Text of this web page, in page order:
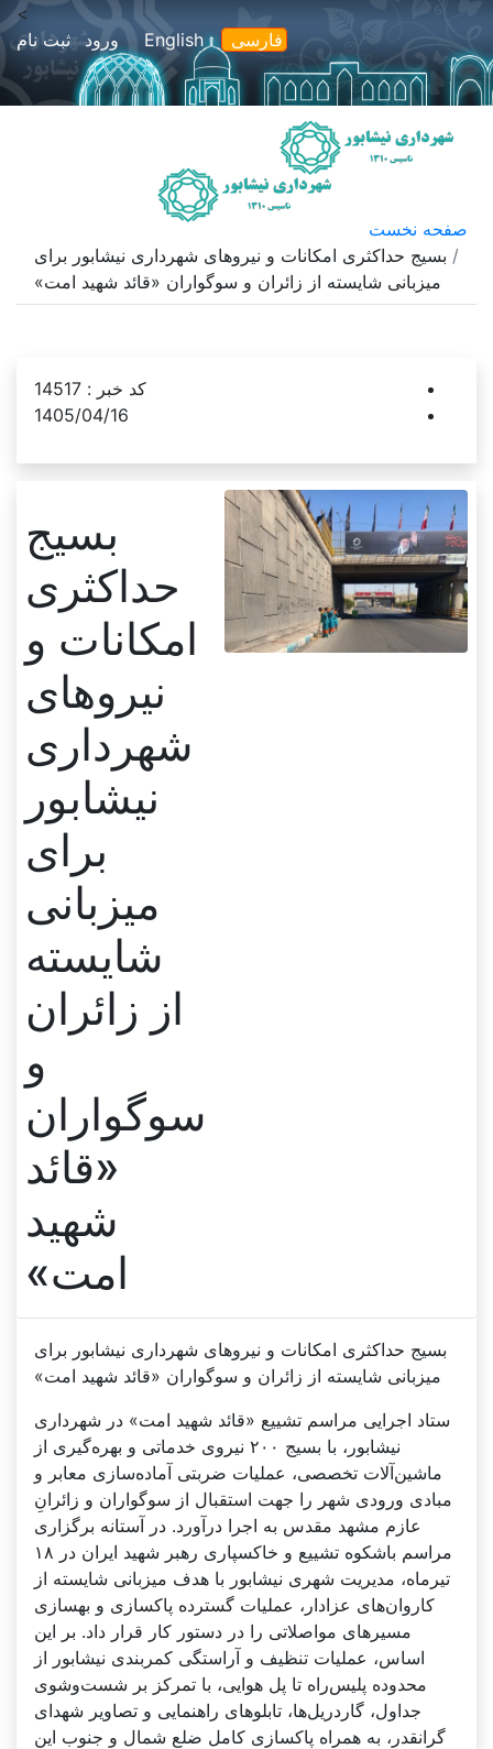
>
فارسی
English ورود ثبت نام
امروز۱۴۰۵/۰۵/۱۹
صفحه نخست
بسیج حداکثری امکانات و نیروهای شهرداری نیشابور برای
میزبانی شایسته از زائران و سوگواران «قائد شهید امت»
کد خبر : 14517
1405/04/16
بسیج
حداکثری
امکانات و
نیروهای
شهرداری
نیشابور
برای
میزبانی
شایسته
از زائران
و
سوگواران
«قائد
شهید
امت»
بسیج حداکثری امکانات و نیروهای شهرداری نیشابور برای
میزبانی شایسته از زائران و سوگواران «قائد شهید امت»
ستاد اجرایی مراسم تشییع «قائد شهید امت» در شهرداری
نیشابور، با بسیج ۲۰۰ نیروی خدماتی و بهره‌گیری از
ماشین‌آلات تخصصی، عملیات ضربتی آماده‌سازی معابر و
مبادی ورودی شهر را جهت استقبال از سوگواران و زائرانِ
عازم مشهد مقدس به اجرا درآورد. در آستانه برگزاری
مراسم باشکوه تشییع و خاکسپاری رهبر شهید ایران در ۱۸
تیرماه، مدیریت شهری نیشابور با هدف میزبانی شایسته از
کاروان‌های عزادار، عملیات گسترده پاکسازی و بهسازی
مسیرهای مواصلاتی را در دستور کار قرار داد. بر این
اساس، عملیات تنظیف و آراستگی کمربندی نیشابور از
محدوده پلیس‌راه تا پل هوایی، با تمرکز بر شست‌وشوی
جداول، گاردریل‌ها، تابلوهای راهنمایی و تصاویر شهدای
گرانقدر، به همراه پاکسازی کامل ضلع شمال و جنوب این